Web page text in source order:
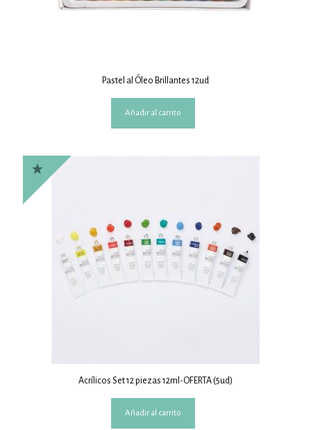
Pastel al Óleo Brillantes 12ud
Añadir al carrito
Acrílicos Set 12 piezas 12ml-OFERTA (5ud)
Añadir al carrito